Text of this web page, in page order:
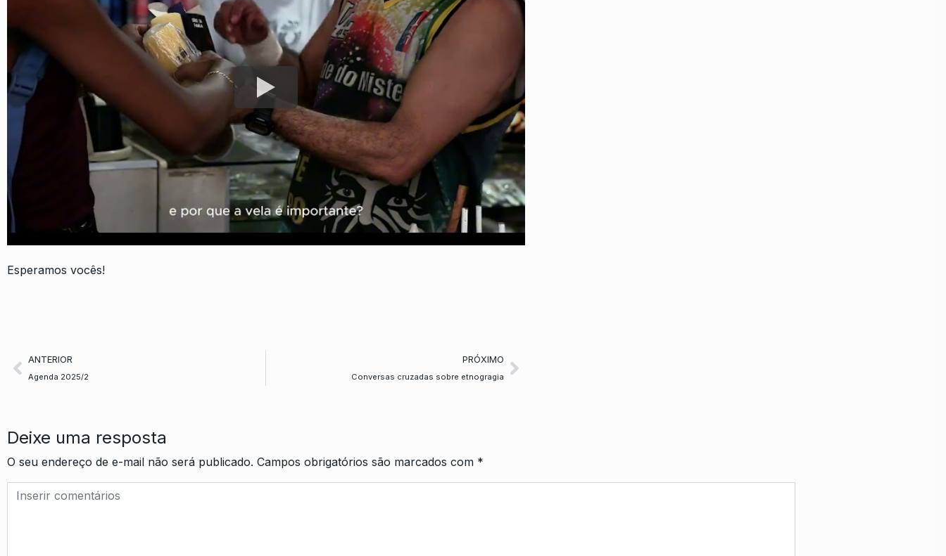
Esperamos vocês!
ANTERIOR
Agenda 2025/2
PRÓXIMO
Conversas cruzadas sobre etnogragia
Deixe uma resposta
O seu endereço de e-mail não será publicado. Campos obrigatórios são marcados com *